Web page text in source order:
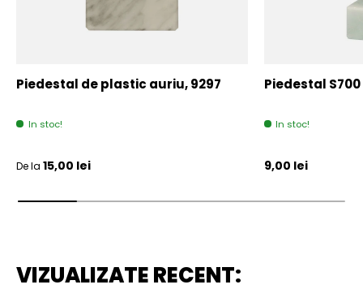
Piedestal de plastic auriu, 9297
In stoc!
Pret initial
De la 15,00 lei
Piedestal S700
In stoc!
Pret initial
9,00 lei
VIZUALIZATE RECENT: